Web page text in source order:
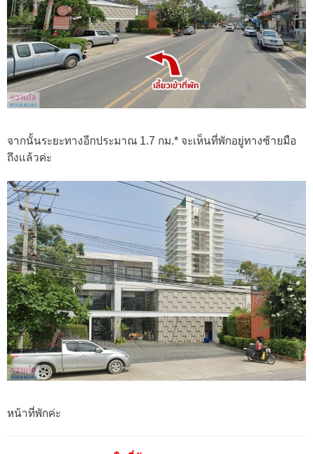
จากนั้นระยะทางอีกประมาณ 1.7 กม.* จะเห็นที่พักอยู่ทางซ้ายมือ
ถึงแล้วค่ะ
หน้าที่พักค่ะ